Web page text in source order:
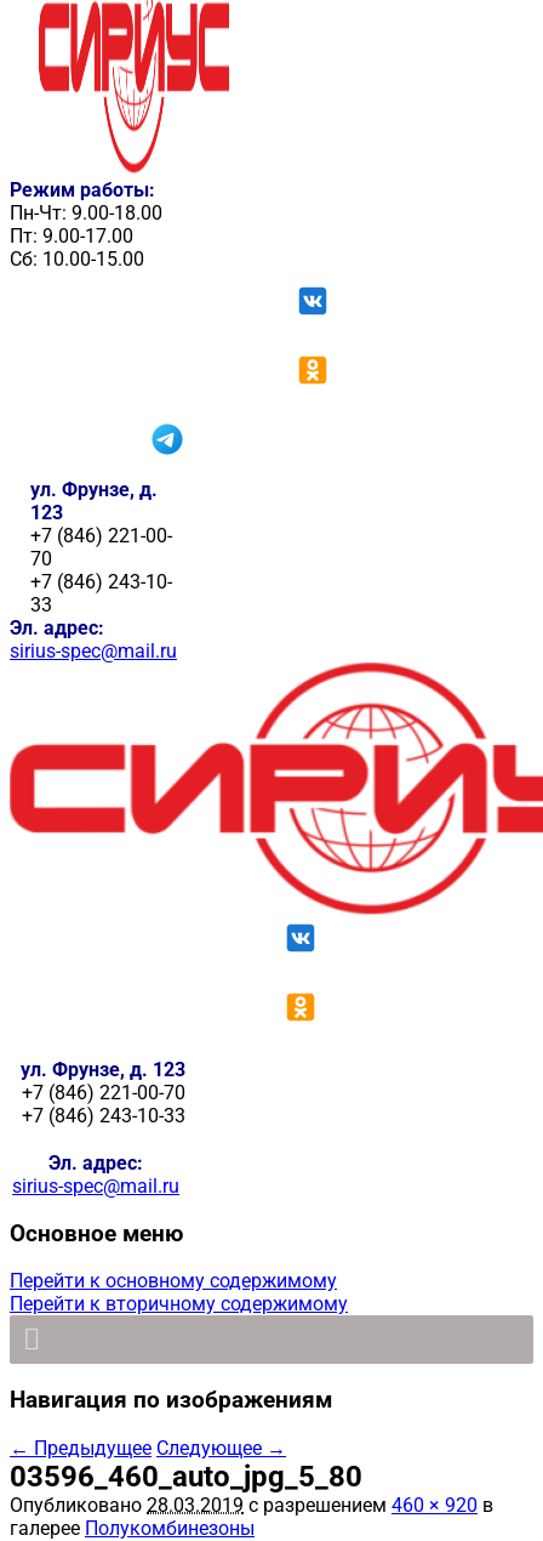
Режим работы:
Пн-Чт: 9.00-18.00
Пт: 9.00-17.00
Сб: 10.00-15.00
ул. Фрунзе, д.
123
+7 (846) 221-00-
70
+7 (846) 243-10-
33
Эл. адрес:
sirius-spec@mail.ru
ул. Фрунзе, д. 123
+7 (846) 221-00-70
+7 (846) 243-10-33
Эл. адрес:
sirius-spec@mail.ru
Основное меню
Перейти к основному содержимому
Перейти к вторичному содержимому
Навигация по изображениям
← Предыдущее Следующее →
03596_460_auto_jpg_5_80
Опубликовано 28.03.2019 с разрешением 460 × 920 в
галерее Полукомбинезоны